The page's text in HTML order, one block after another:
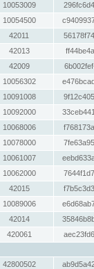
10053009
10054500
42011
42013
42009
10056302
10091008
10092000
10068006
10078000
10061007
10062000
42015
10089006
42014
420061
42800502